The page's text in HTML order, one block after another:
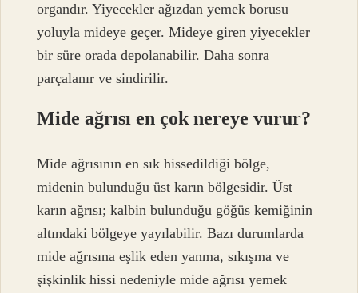
organdır. Yiyecekler ağızdan yemek borusu
yoluyla mideye geçer. Mideye giren yiyecekler
bir süre orada depolanabilir. Daha sonra
parçalanır ve sindirilir.
Mide ağrısı en çok nereye vurur?
Mide ağrısının en sık hissedildiği bölge,
midenin bulunduğu üst karın bölgesidir. Üst
karın ağrısı; kalbin bulunduğu göğüs kemiğinin
altındaki bölgeye yayılabilir. Bazı durumlarda
mide ağrısına eşlik eden yanma, sıkışma ve
şişkinlik hissi nedeniyle mide ağrısı yemek